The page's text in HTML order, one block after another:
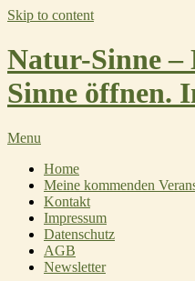
Skip to content
Natur-Sinne –
Sinne öffnen.
Menu
Home
Meine kommenden
Kontakt
Impressum
Datenschutz
AGB
Newsletter